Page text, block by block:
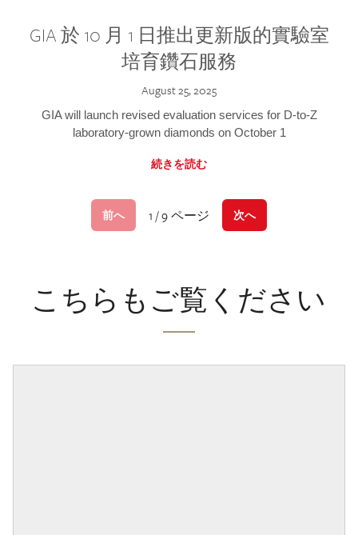
GIA 於 10 月 1 日推出更新版的實驗室
培育鑽石服務
August 25, 2025
GIA will launch revised evaluation services for D-to-Z
laboratory-grown diamonds on October 1
続きを読む
前へ 1 / 9 ページ 次へ
こちらもご覧ください